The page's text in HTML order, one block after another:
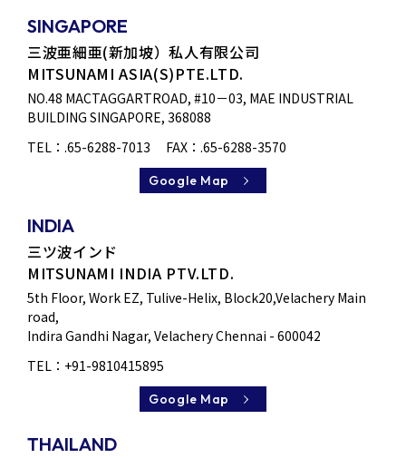
SINGAPORE
三波亜細亜(新加坡）私人有限公司
MITSUNAMI ASIA(S)PTE.LTD.
NO.48 MACTAGGARTROAD, #10－03, MAE INDUSTRIAL
BUILDING SINGAPORE, 368088
TEL： .65-6288-7013 FAX：.65-6288-3570
Google Map
INDIA
三ツ波インド
MITSUNAMI INDIA PTV.LTD.
5th Floor, Work EZ, Tulive-Helix, Block20,Velachery Main
road,
Indira Gandhi Nagar, Velachery Chennai - 600042
TEL： +91-9810415895
Google Map
THAILAND